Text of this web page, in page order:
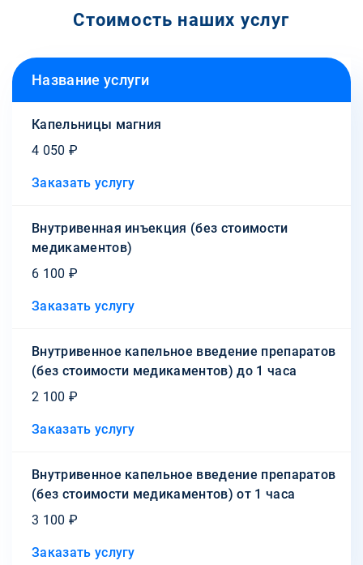
Стоимость наших услуг
Название услуги
Капельницы магния
4 050 ₽
Заказать услугу
Внутривенная инъекция (без стоимости
медикаментов)
6 100 ₽
Заказать услугу
Внутривенное капельное введение препаратов
(без стоимости медикаментов) до 1 часа
2 100 ₽
Заказать услугу
Внутривенное капельное введение препаратов
(без стоимости медикаментов) от 1 часа
3 100 ₽
Заказать услугу